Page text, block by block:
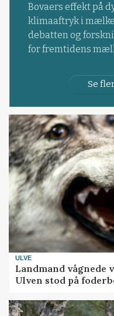
Bovaers effekt på
klimaaftryk i
debatten og
for fremtidens
Se
ULVE
Landmand vågnede
Ulven stod på